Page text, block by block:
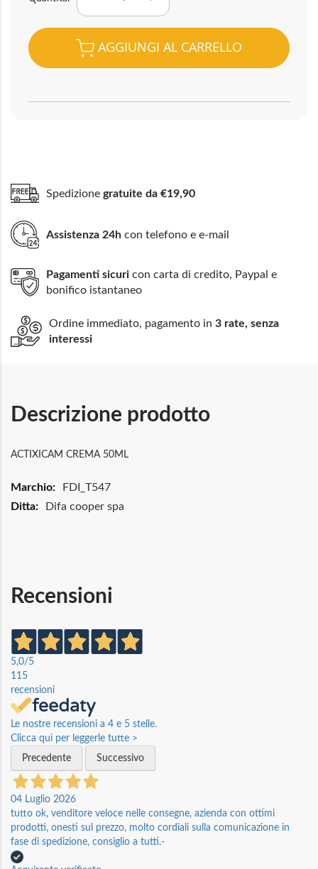
AGGIUNGI AL CARRELLO
Spedizione gratuite da €19,90
Assistenza 24h con telefono e e-mail
Pagamenti sicuri con carta di credito, Paypal e
bonifico istantaneo
Ordine immediato, pagamento in 3 rate, senza
interessi
Descrizione prodotto
ACTIXICAM CREMA 50ML
Maggiori
Informazioni
FDI_T547
Difa cooper spa
Recensioni
5,0/5
115
recensioni
Le nostre recensioni a 4 e 5 stelle.
Clicca qui per leggerle tutte >
Precedente
Successivo
04 Luglio 2026
tutto ok, venditore veloce nelle consegne, azienda con ottimi
prodotti, onesti sul prezzo, molto cordiali sulla comunicazione in
fase di spedizione, consiglio a tutti.-